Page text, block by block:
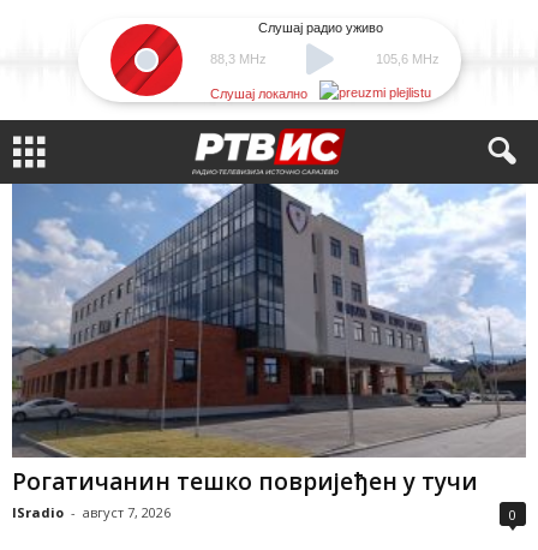
88,3 MHz
Слушај радио уживо
105,6 MHz
Слушај локално
Рогатичанин тешко повријеђен у тучи
ISradio - август 7, 2026 0